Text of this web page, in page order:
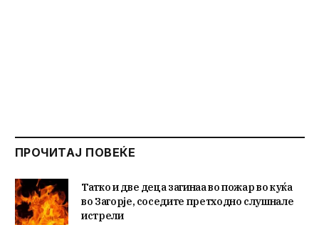
ПРОЧИТАЈ ПОВЕЌЕ
Татко и две деца загинаа во пожар во куќа
во Загорје, соседите претходно слушнале
истрели